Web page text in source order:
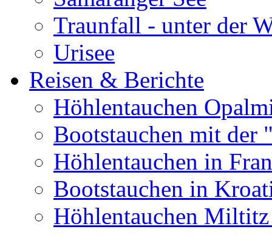
Traunfall - unter der
Urisee
Reisen & Berichte
Höhlentauchen
Bootstauchen mit
Höhlentauchen in
Bootstauchen in
Höhlentauchen